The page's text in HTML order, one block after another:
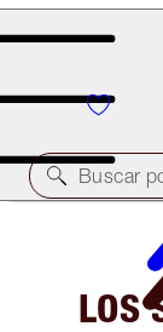
¡ÚLTIMA
Buscar
LOS